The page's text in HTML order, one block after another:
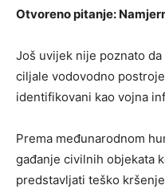
Otvoreno pitanje:
Još uvijek nije poznato
ciljale vodovodno
identifikovani kao vojna
Prema međunarodnom
gađanje civilnih objekata
predstavljati teško